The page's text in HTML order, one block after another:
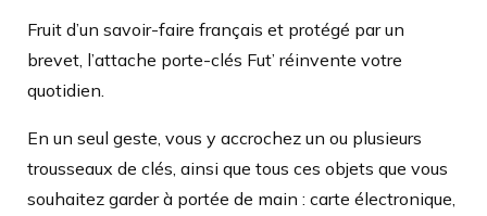
Fruit d’un savoir-faire français et protégé par un
brevet, l’attache porte-clés Fut’ réinvente votre
quotidien.
En un seul geste, vous y accrochez un ou plusieurs
trousseaux de clés, ainsi que tous ces objets que vous
souhaitez garder à portée de main : carte électronique,